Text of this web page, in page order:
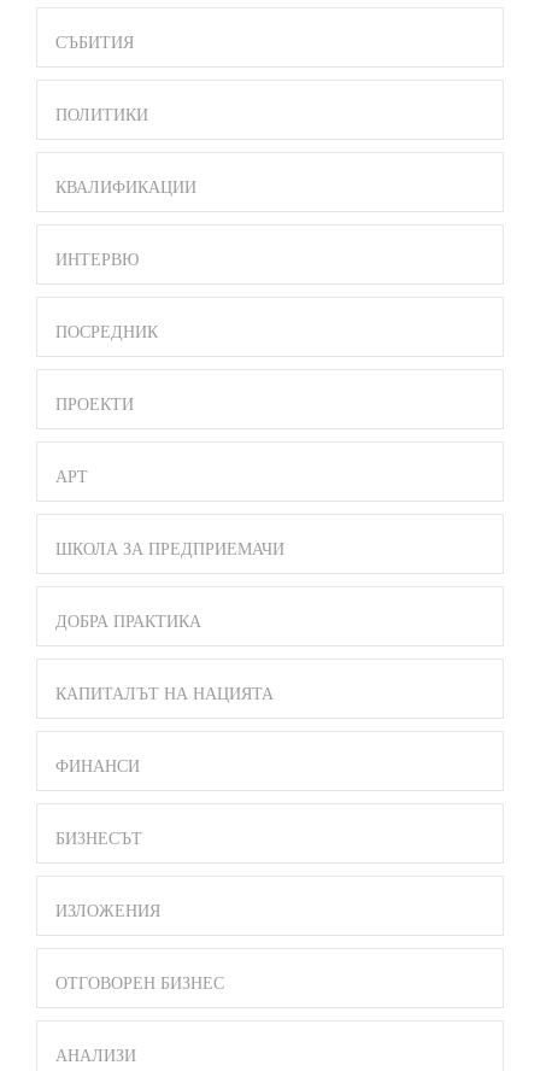
СЪБИТИЯ
ПОЛИТИКИ
КВАЛИФИКАЦИИ
ИНТЕРВЮ
ПОСРЕДНИК
ПРОЕКТИ
АРТ
ШКОЛА ЗА ПРЕДПРИЕМАЧИ
ДОБРА ПРАКТИКА
КАПИТАЛЪТ НА НАЦИЯТА
ФИНАНСИ
БИЗНЕСЪТ
ИЗЛОЖЕНИЯ
ОТГОВОРЕН БИЗНЕС
АНАЛИЗИ